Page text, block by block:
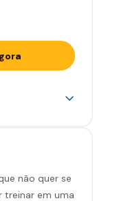
e aeróbicos
não quer se
treinar em uma